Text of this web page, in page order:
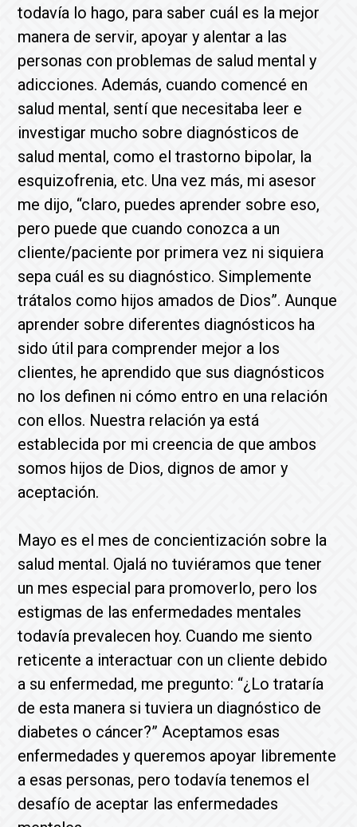
todavía lo hago, para saber cuál es la mejor
manera de servir, apoyar y alentar a las
personas con problemas de salud mental y
adicciones. Además, cuando comencé en
salud mental, sentí que necesitaba leer e
investigar mucho sobre diagnósticos de
salud mental, como el trastorno bipolar, la
esquizofrenia, etc. Una vez más, mi asesor
me dijo, “claro, puedes aprender sobre eso,
pero puede que cuando conozca a un
cliente/paciente por primera vez ni siquiera
sepa cuál es su diagnóstico. Simplemente
trátalos como hijos amados de Dios”. Aunque
aprender sobre diferentes diagnósticos ha
sido útil para comprender mejor a los
clientes, he aprendido que sus diagnósticos
no los definen ni cómo entro en una relación
con ellos. Nuestra relación ya está
establecida por mi creencia de que ambos
somos hijos de Dios, dignos de amor y
aceptación.
Mayo es el mes de concientización sobre la
salud mental. Ojalá no tuviéramos que tener
un mes especial para promoverlo, pero los
estigmas de las enfermedades mentales
todavía prevalecen hoy. Cuando me siento
reticente a interactuar con un cliente debido
a su enfermedad, me pregunto: “¿Lo trataría
de esta manera si tuviera un diagnóstico de
diabetes o cáncer?” Aceptamos esas
enfermedades y queremos apoyar libremente
a esas personas, pero todavía tenemos el
desafío de aceptar las enfermedades